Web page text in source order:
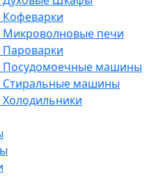
Микроволновые печи
Посудомоечные машины
Стиральные машины